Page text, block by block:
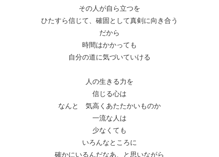
その人が自ら立つを
ひたすら信じて、確固として真剣に向き合う
だから
時間はかかっても
自分の道に気づいていける
人の生きる力を
信じる心は
なんと 気高くあたたかいものか
一流な人は
少なくても
いろんなところに
確かにいるんだなあ、と思いながら